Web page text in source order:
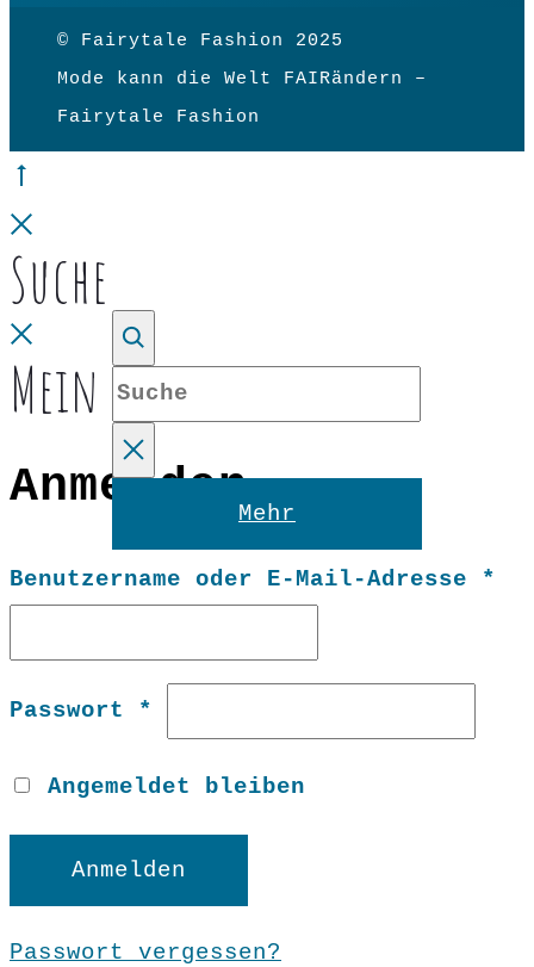
© Fairytale Fashion 2025
Mode kann die Welt FAIRändern –
Fairytale Fashion
top
Suche
Suche
Mehr
Mein Konto
Anmelden
Benutzername oder E-Mail-Adresse *
Passwort *
Angemeldet bleiben
Anmelden
Passwort vergessen?